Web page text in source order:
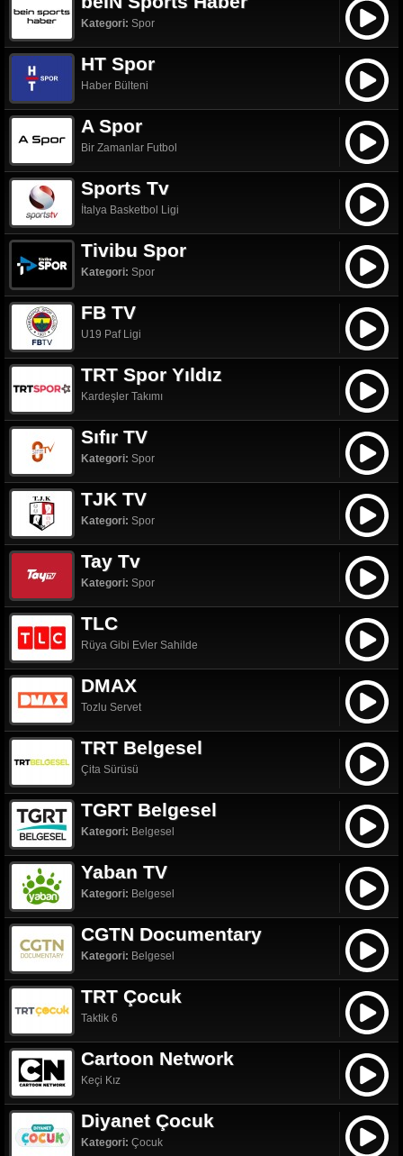
Kategori: Spor
HT Spor
Haber Bülteni
A Spor
Bir Zamanlar Futbol
Sports Tv
İtalya Basketbol Ligi
Tivibu Spor
Kategori: Spor
FB TV
U19 Paf Ligi
TRT Spor Yıldız
Kardeşler Takımı
Sıfır TV
Kategori: Spor
TJK TV
Kategori: Spor
Tay Tv
Kategori: Spor
TLC
Rüya Gibi Evler Sahilde
DMAX
Tozlu Servet
TRT Belgesel
Çita Sürüsü
TGRT Belgesel
Kategori: Belgesel
Yaban TV
Kategori: Belgesel
CGTN Documentary
Kategori: Belgesel
TRT Çocuk
Taktik 6
Cartoon Network
Keçi Kız
Diyanet Çocuk
Kategori: Çocuk